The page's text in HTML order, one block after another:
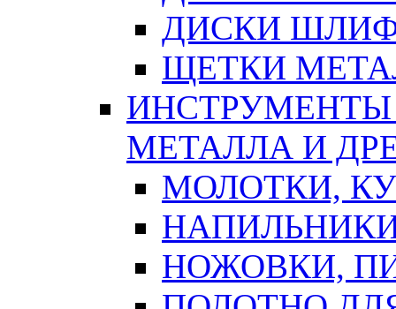
ДИСКИ
ЩЕТКИ
ИНСТРУМЕНТЫ
МЕТАЛЛА И
МОЛОТКИ,
НОЖОВКИ,